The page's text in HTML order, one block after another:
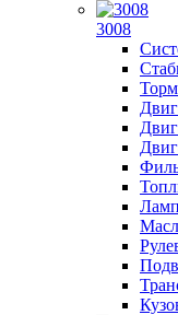
3008